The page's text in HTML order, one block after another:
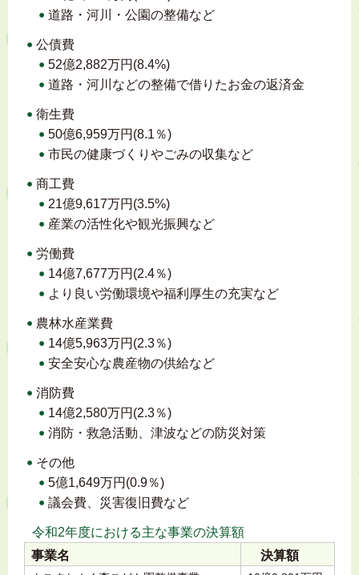
道路・河川・公園の整備など
公債費
52億2,882万円(8.4%)
道路・河川などの整備で借りたお金の返済金
衛生費
50億6,959万円(8.1％)
市民の健康づくりやごみの収集など
商工費
21億9,617万円(3.5%)
産業の活性化や観光振興など
労働費
14億7,677万円(2.4％)
より良い労働環境や福利厚生の充実など
農林水産業費
14億5,963万円(2.3％)
安全安心な農産物の供給など
消防費
14億2,580万円(2.3％)
消防・救急活動、津波などの防災対策
その他
5億1,649万円(0.9％)
議会費、災害復旧費など
令和2年度における主な事業の決算額
事業名
決算額